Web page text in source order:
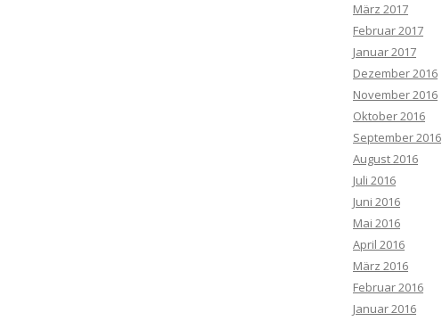
März 2017
Februar 2017
Januar 2017
Dezember 2016
November 2016
Oktober 2016
September 2016
August 2016
Juli 2016
Juni 2016
Mai 2016
April 2016
März 2016
Februar 2016
Januar 2016